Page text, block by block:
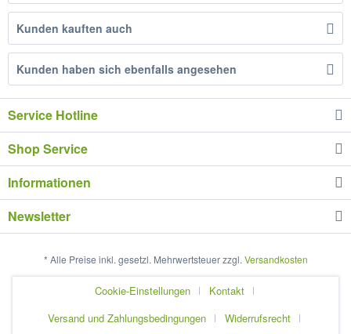
Kunden kauften auch
Kunden haben sich ebenfalls angesehen
Service Hotline
Shop Service
Informationen
Newsletter
* Alle Preise inkl. gesetzl. Mehrwertsteuer zzgl. Versandkosten
Cookie-Einstellungen
Kontakt
Versand und Zahlungsbedingungen
Widerrufsrecht